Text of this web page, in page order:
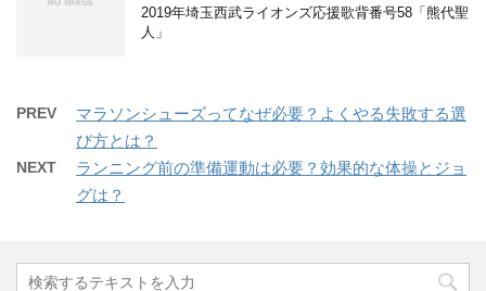
2019年埼玉西武ライオンズ応援歌背番号58「熊代聖
人」
PREV
マラソンシューズってなぜ必要？よくやる失敗する選
び方とは？
NEXT
ランニング前の準備運動は必要？効果的な体操とジョ
グは？